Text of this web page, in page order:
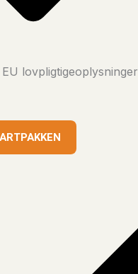
lovpligtigeoplysninger